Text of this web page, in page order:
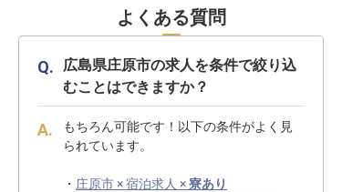
よくある質問
広島県庄原市の求人を条件で絞り込
むことはできますか？
もちろん可能です！以下の条件がよく見
られています。
・ 庄原市 × 宿泊求人 ×寮あり